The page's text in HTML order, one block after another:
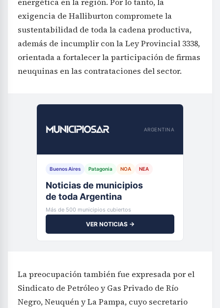
exigencia de Halliburton compromete la
sustentabilidad de toda la cadena productiva,
además de incumplir con la Ley Provincial 3338,
orientada a fortalecer la participación de firmas
neuquinas en las contrataciones del sector.
ARGENTINA
Buenos Aires Patagonia NOA NEA
Noticias de municipios
de toda Argentina
Más de 500 municipios cubiertos
VER NOTICIAS →
La preocupación también fue expresada por el
Sindicato de Petróleo y Gas Privado de Río
Negro, Neuquén y La Pampa, cuyo secretario